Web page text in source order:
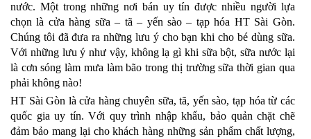
nước. Một trong những nơi bán uy tín được nhiều người lựa
chọn là cửa hàng sữa – tã – yến sào – tạp hóa HT Sài Gòn.
Chúng tôi đã đưa ra những lưu ý cho bạn khi cho bé dùng sữa.
Với những lưu ý như vậy, không lạ gì khi sữa bột, sữa nước lại
là cơn sóng làm mưa làm bão trong thị trường sữa thời gian qua
phải không nào!
HT Sài Gòn là cửa hàng chuyên sữa, tã, yến sào, tạp hóa từ các
quốc gia uy tín. Với quy trình nhập khẩu, bảo quản chặt chẽ
đảm bảo mang lại cho khách hàng những sản phẩm chất lượng,